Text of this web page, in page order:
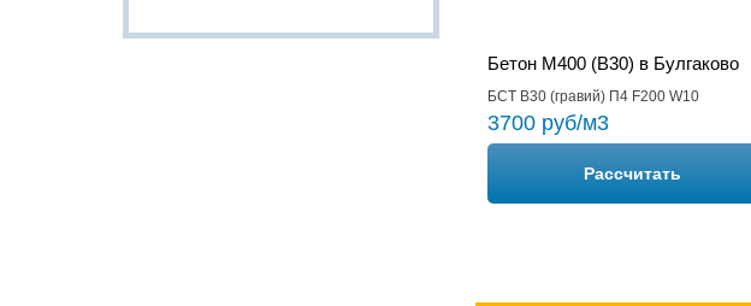
Бетон М400 (B30) в Булгаково
БСТ В30 (гравий) П4 F200 W10
3700 руб/м3
Рассчитать